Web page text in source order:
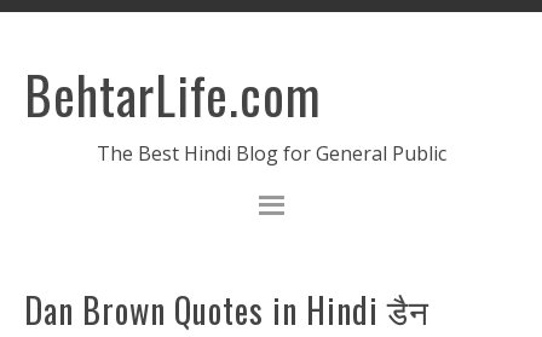
BehtarLife.com
The Best Hindi Blog for General Public
Dan Brown Quotes in Hindi डैन